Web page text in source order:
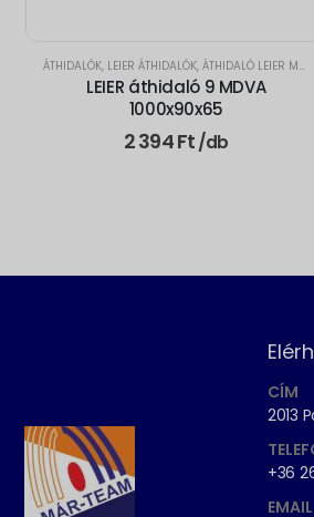
ÁTHIDALÓK, LEIER ÁTHIDALÓK, ÁTHIDALÓ LEIER MDVA 9CM
LEIER áthidaló 9 MDVA
1000x90x65
2 394Ft/db
CÍM
2013
+36
EMAIL